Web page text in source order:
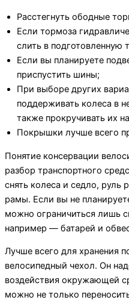
Расстегнуть ободные
Если тормоза
слить в подготовленную
Если вы планируете
приспустить шины;
При выборе других
поддерживать колеса в
также прокручивать их
Покрышки лучше всего
Понятие консервации
разбор транспортного
снять колеса и седло, руль
рамы. Если вы не
можно ограничиться лишь
например — батарей и
Лучше всего для хранения
велосипедный чехол. Он
воздействия окружающей
можно не только